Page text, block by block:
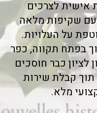
אישית לצרכים
עם שקיפות מלאה
על העלויות.
בפתח תקווה, כפר
לציון כבר חוסכים
קבלת שירות
מלא.